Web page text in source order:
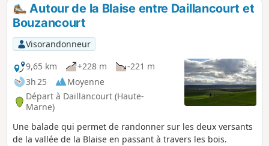
Autour de la Blaise entre Daillancourt et
Bouzancourt
Visorandonneur
9,65 km
+228 m
-221 m
3h 25
Moyenne
Départ à Daillancourt (Haute-
Marne)
Une balade qui permet de randonner sur les deux versants
de la vallée de la Blaise en passant à travers les bois.